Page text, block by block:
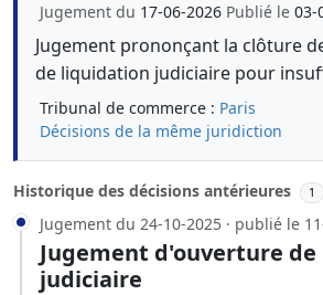
Jugement du 17-06-2026 Publié le 03-
Jugement prononçant la clôture
de liquidation judiciaire pour
Tribunal de commerce : Paris
Décisions de la même juridiction
Historique des décisions antérieures 1
Jugement du 24-10-2025 · publié le
Jugement d'ouverture
judiciaire